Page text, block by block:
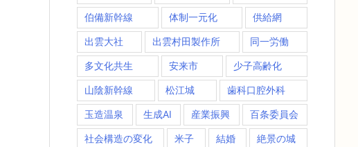
伯備新幹線 体制一元化 供給網
出雲大社 出雲村田製作所 同一労働
多文化共生 安来市 少子高齢化
山陰新幹線 松江城 歯科口腔外科
玉造温泉 生成AI 産業振興 百条委員会
社会構造の変化 米子 結婚 絶景の城